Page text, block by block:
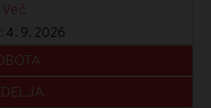
Več
4. 9. 2026